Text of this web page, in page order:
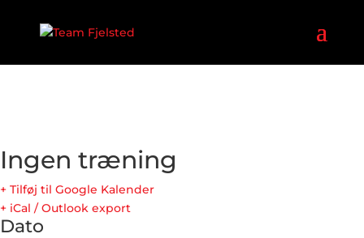
Ingen træning
+ Tilføj til Google Kalender
+ iCal / Outlook export
Dato